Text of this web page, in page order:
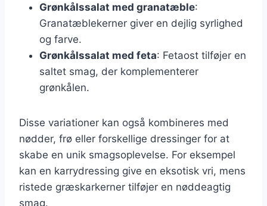
Grønkålssalat med granatæble:
Granatæblekerner giver en dejlig syrlighed
og farve.
Grønkålssalat med feta: Fetaost tilføjer en
saltet smag, der komplementerer
grønkålen.
Disse variationer kan også kombineres med
nødder, frø eller forskellige dressinger for at
skabe en unik smagsoplevelse. For eksempel
kan en karrydressing give en eksotisk vri, mens
ristede græskarkerner tilføjer en nøddeagtig
smag.